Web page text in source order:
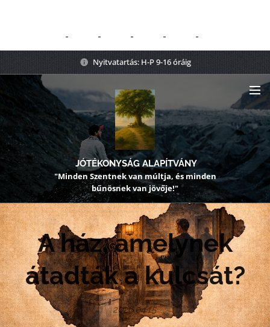
Nyitvatartás: H-P 9-16 óráig
JÓTÉKONYSÁG ALAPÍTVÁNY
"Minden Szentnek van múltja, és minden
bűnösnek van jövője!"
A ház, amelynek
átadták a kulcsát?
2026.04.15